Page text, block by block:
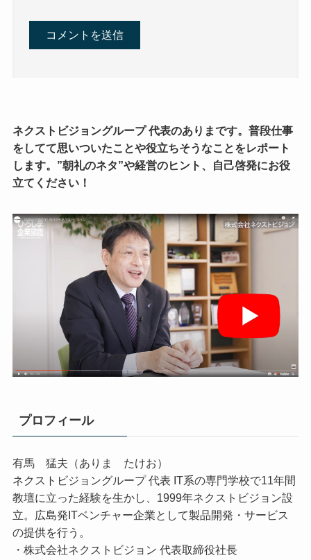
ネクストビジョングループ 代表のありまです。普段仕事
をしてて思いついたことや役立ちそうなことをレポート
します。”朝礼のネタ”や経営のヒント、自己啓発にお役
立てください！
プロフィール
有馬 猛夫（ありま たけお）
ネクストビジョングループ 代表 IT系の専門学校で11年間
教壇に立った経験を生かし、1999年ネクストビジョン設
立。広島発ITベンチャー企業として製品開発・サービス
の提供を行う。
・株式会社ネクストビジョン 代表取締役社長